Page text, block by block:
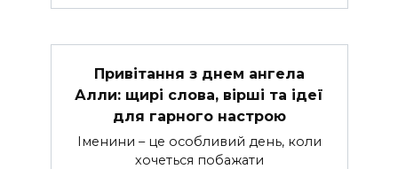
Привітання з днем ангела
Алли: щирі слова, вірші та ідеї
для гарного настрою
Іменини – це особливий день, коли
хочеться побажати